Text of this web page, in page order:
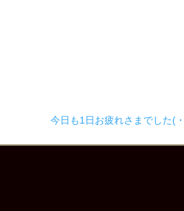
今日も1日お疲れさまでした(